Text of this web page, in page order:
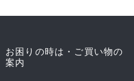
お困りの時は・ご買い物の
案内